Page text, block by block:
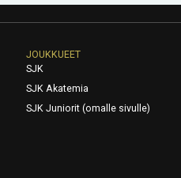
JOUKKUEET
SJK
SJK Akatemia
SJK Juniorit (omalle sivulle)